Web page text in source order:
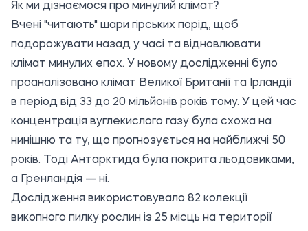
Як ми дізнаємося про минулий клімат?
Вчені "читають" шари гірських порід, щоб
подорожувати назад у часі та відновлювати
клімат минулих епох. У новому дослідженні було
проаналізовано клімат Великої Британії та Ірландії
в період від 33 до 20 мільйонів років тому. У цей час
концентрація вуглекислого газу була схожа на
нинішню та ту, що прогнозується на найближчі 50
років. Тоді Антарктида була покрита льодовиками,
а Гренландія — ні.
Дослідження використовувало 82 колекції
викопного пилку рослин із 25 місць на території